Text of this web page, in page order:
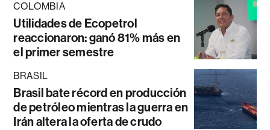
COLOMBIA
Utilidades de Ecopetrol
reaccionaron: ganó 81% más en
el primer semestre
BRASIL
Brasil bate récord en producción
de petróleo mientras la guerra en
Irán altera la oferta de crudo